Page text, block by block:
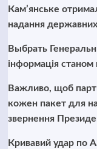
Кам’янське
надання
Выбрать
інформація
Важливо, щоб
кожен пакет для
звернення
Кривавий удар по